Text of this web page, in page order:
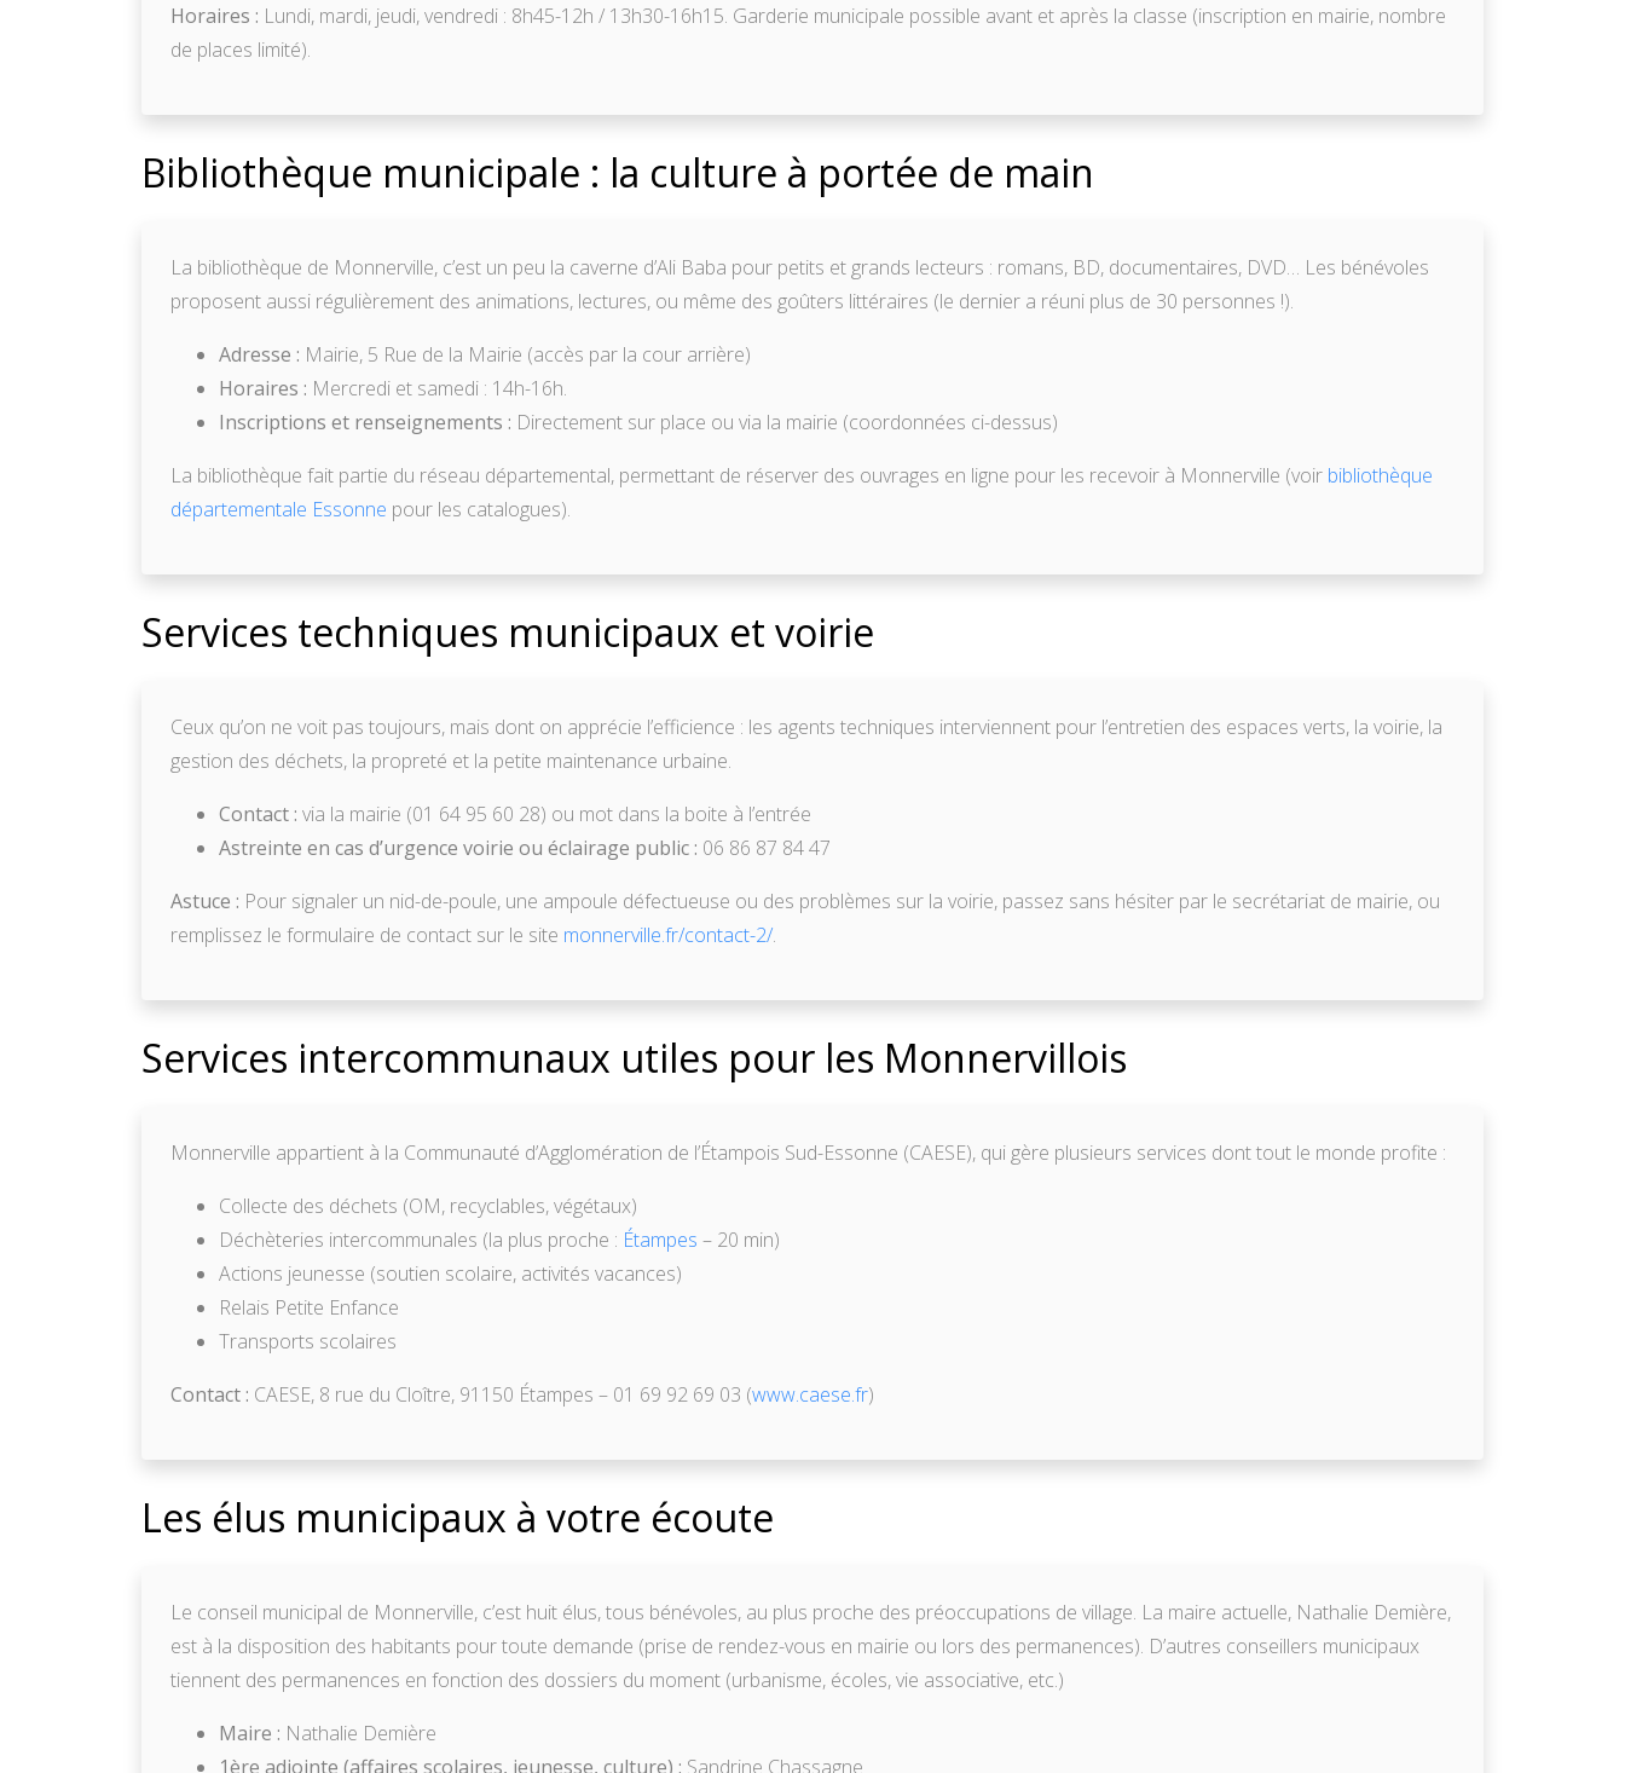
Horaires : Lundi, mardi, jeudi, vendredi : 8h45-12h / 13h30-16h15. Garderie municipale possible avant et après la classe (inscription en mairie, nombre
de places limité).
Bibliothèque municipale : la culture à portée de main
La bibliothèque de Monnerville, c’est un peu la caverne d’Ali Baba pour petits et grands lecteurs : romans, BD, documentaires, DVD… Les bénévoles
proposent aussi régulièrement des animations, lectures, ou même des goûters littéraires (le dernier a réuni plus de 30 personnes !).
Adresse : Mairie, 5 Rue de la Mairie (accès par la cour arrière)
Horaires : Mercredi et samedi : 14h-16h.
Inscriptions et renseignements : Directement sur place ou via la mairie (coordonnées ci-dessus)
La bibliothèque fait partie du réseau départemental, permettant de réserver des ouvrages en ligne pour les recevoir à Monnerville (voir bibliothèque
départementale Essonne pour les catalogues).
Services techniques municipaux et voirie
Ceux qu’on ne voit pas toujours, mais dont on apprécie l’efficience : les agents techniques interviennent pour l’entretien des espaces verts, la voirie, la
gestion des déchets, la propreté et la petite maintenance urbaine.
Contact : via la mairie (01 64 95 60 28) ou mot dans la boite à l’entrée
Astreinte en cas d’urgence voirie ou éclairage public : 06 86 87 84 47
Astuce : Pour signaler un nid-de-poule, une ampoule défectueuse ou des problèmes sur la voirie, passez sans hésiter par le secrétariat de mairie, ou
remplissez le formulaire de contact sur le site monnerville.fr/contact-2/.
Services intercommunaux utiles pour les Monnervillois
Monnerville appartient à la Communauté d’Agglomération de l’Étampois Sud-Essonne (CAESE), qui gère plusieurs services dont tout le monde profite :
Collecte des déchets (OM, recyclables, végétaux)
Déchèteries intercommunales (la plus proche : Étampes – 20 min)
Actions jeunesse (soutien scolaire, activités vacances)
Relais Petite Enfance
Transports scolaires
Contact : CAESE, 8 rue du Cloître, 91150 Étampes – 01 69 92 69 03 (www.caese.fr)
Les élus municipaux à votre écoute
Le conseil municipal de Monnerville, c’est huit élus, tous bénévoles, au plus proche des préoccupations de village. La maire actuelle, Nathalie Demière,
est à la disposition des habitants pour toute demande (prise de rendez-vous en mairie ou lors des permanences). D’autres conseillers municipaux
tiennent des permanences en fonction des dossiers du moment (urbanisme, écoles, vie associative, etc.)
Maire : Nathalie Demière
1ère adjointe (affaires scolaires, jeunesse, culture) : Sandrine Chassagne